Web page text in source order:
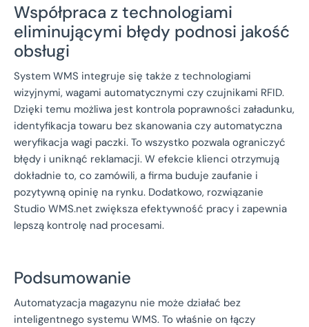
Współpraca z technologiami
eliminującymi błędy podnosi jakość
obsługi
System WMS integruje się także z technologiami
wizyjnymi, wagami automatycznymi czy czujnikami RFID.
Dzięki temu możliwa jest kontrola poprawności załadunku,
identyfikacja towaru bez skanowania czy automatyczna
weryfikacja wagi paczki. To wszystko pozwala ograniczyć
błędy i uniknąć reklamacji. W efekcie klienci otrzymują
dokładnie to, co zamówili, a firma buduje zaufanie i
pozytywną opinię na rynku. Dodatkowo, rozwiązanie
Studio WMS.net zwiększa efektywność pracy i zapewnia
lepszą kontrolę nad procesami.
Podsumowanie
Automatyzacja magazynu nie może działać bez
inteligentnego systemu WMS. To właśnie on łączy